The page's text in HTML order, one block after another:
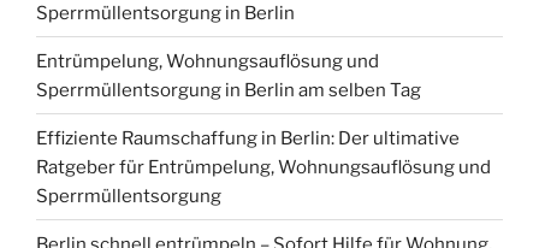
Sperrmüllentsorgung in Berlin
Entrümpelung, Wohnungsauflösung und
Sperrmüllentsorgung in Berlin am selben Tag
Effiziente Raumschaffung in Berlin: Der ultimative
Ratgeber für Entrümpelung, Wohnungsauflösung und
Sperrmüllentsorgung